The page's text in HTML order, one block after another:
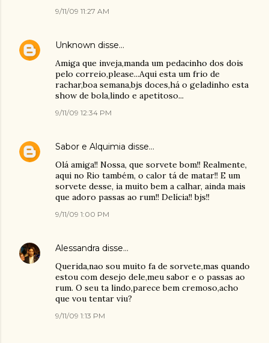
9/11/09 11:27 AM
Unknown disse…
Amiga que inveja,manda um pedacinho dos dois
pelo correio,please...Aqui esta um frio de
rachar,boa semana,bjs doces,há o geladinho esta
show de bola,lindo e apetitoso...
9/11/09 12:34 PM
Sabor e Alquimia disse…
Olá amiga!! Nossa, que sorvete bom!! Realmente,
aqui no Rio também, o calor tá de matar!! E um
sorvete desse, ia muito bem a calhar, ainda mais
que adoro passas ao rum!! Delícia!! bjs!!
9/11/09 1:00 PM
Alessandra disse…
Querida,nao sou muito fa de sorvete,mas quando
estou com desejo dele,meu sabor e o passas ao
rum. O seu ta lindo,parece bem cremoso,acho
que vou tentar viu?
9/11/09 1:13 PM